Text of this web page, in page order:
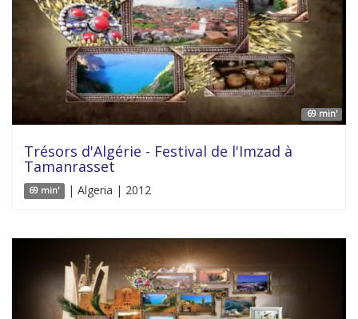
69 min'
Trésors d'Algérie - Festival de l'Imzad à
Tamanrasset
69 min' | Algeria | 2012